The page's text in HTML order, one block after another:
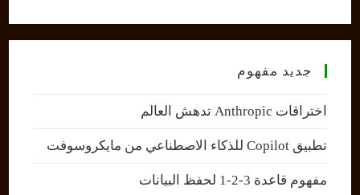
جديد مفهوم
اختراقات Anthropic تدهش العالم
تطبيق Copilot للذكاء الاصطناعي من مايكروسوفت
مفهوم قاعدة 3-2-1 لحفظ البيانات